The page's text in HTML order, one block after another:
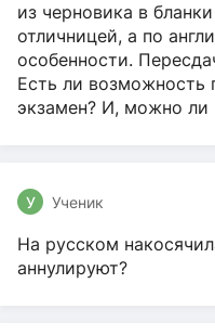
из черновика в
отличницей, а по
особенности.
Есть ли возможность
экзамен? И, можно ли
У Ученик
На русском
аннулируют?